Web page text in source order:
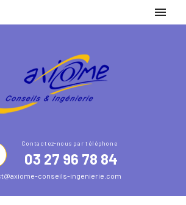
menu
03 27 96 78 84
conseils-ingenierie.com